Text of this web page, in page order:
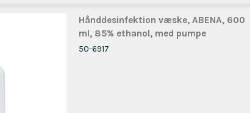
Hånddesinfektion væske, ABENA, 600
ml, 85% ethanol, med pumpe
50-6917